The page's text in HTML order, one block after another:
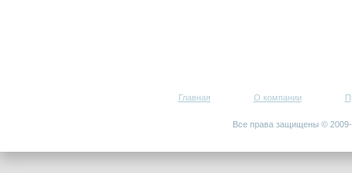
Главная О компании
Все права защищены ©